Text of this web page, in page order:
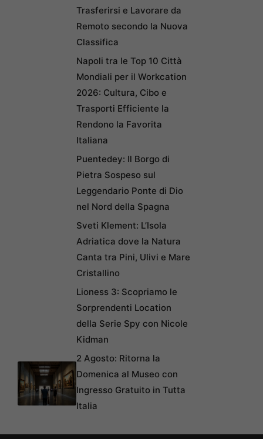
Trasferirsi e Lavorare da
Remoto secondo la Nuova
Classifica
Napoli tra le Top 10 Città
Mondiali per il Workcation
2026: Cultura, Cibo e
Trasporti Efficiente la
Rendono la Favorita
Italiana
Puentedey: Il Borgo di
Pietra Sospeso sul
Leggendario Ponte di Dio
nel Nord della Spagna
Sveti Klement: L’Isola
Adriatica dove la Natura
Canta tra Pini, Ulivi e Mare
Cristallino
Lioness 3: Scopriamo le
Sorprendenti Location
della Serie Spy con Nicole
Kidman
2 Agosto: Ritorna la
Domenica al Museo con
Ingresso Gratuito in Tutta
Italia